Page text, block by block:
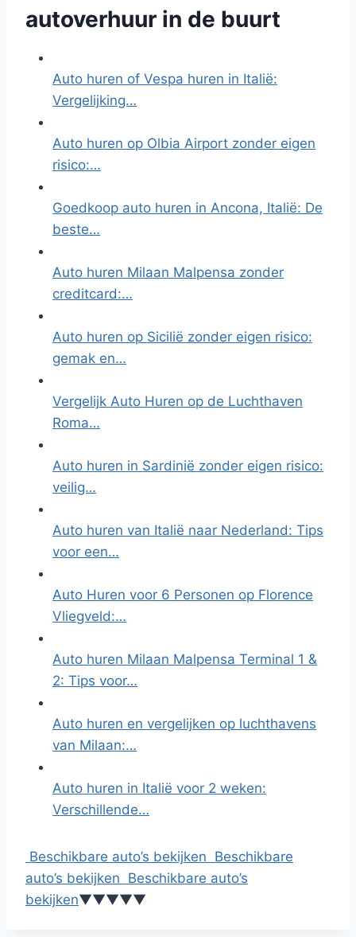
autoverhuur in de buurt
Auto huren of Vespa huren in Italië:
Vergelijking…
Auto huren op Olbia Airport zonder eigen
risico:…
Goedkoop auto huren in Ancona, Italië: De
beste…
Auto huren Milaan Malpensa zonder
creditcard:…
Auto huren op Sicilië zonder eigen risico:
gemak en…
Vergelijk Auto Huren op de Luchthaven
Roma…
Auto huren in Sardinië zonder eigen risico:
veilig…
Auto huren van Italië naar Nederland: Tips
voor een…
Auto Huren voor 6 Personen op Florence
Vliegveld:…
Auto huren Milaan Malpensa Terminal 1 &
2: Tips voor…
Auto huren en vergelijken op luchthavens
van Milaan:…
Auto huren in Italië voor 2 weken:
Verschillende…
Beschikbare auto’s bekijken Beschikbare
auto’s bekijken Beschikbare auto’s
bekijken▼▼▼▼▼